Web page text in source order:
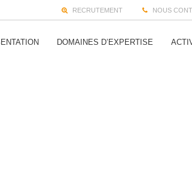
RECRUTEMENT NOUS
DOMAINES D’EXPERTISE